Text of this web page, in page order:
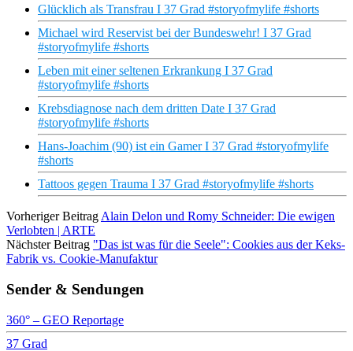
Glücklich als Transfrau I 37 Grad #storyofmylife #shorts
Michael wird Reservist bei der Bundeswehr! I 37 Grad
#storyofmylife #shorts
Leben mit einer seltenen Erkrankung I 37 Grad
#storyofmylife #shorts
Krebsdiagnose nach dem dritten Date I 37 Grad
#storyofmylife #shorts
Hans-Joachim (90) ist ein Gamer I 37 Grad #storyofmylife
#shorts
Tattoos gegen Trauma I 37 Grad #storyofmylife #shorts
Vorheriger Beitrag Alain Delon und Romy Schneider: Die ewigen
Verlobten | ARTE
Nächster Beitrag "Das ist was für die Seele": Cookies aus der Keks-
Fabrik vs. Cookie-Manufaktur
Sender & Sendungen
360° – GEO Reportage
37 Grad